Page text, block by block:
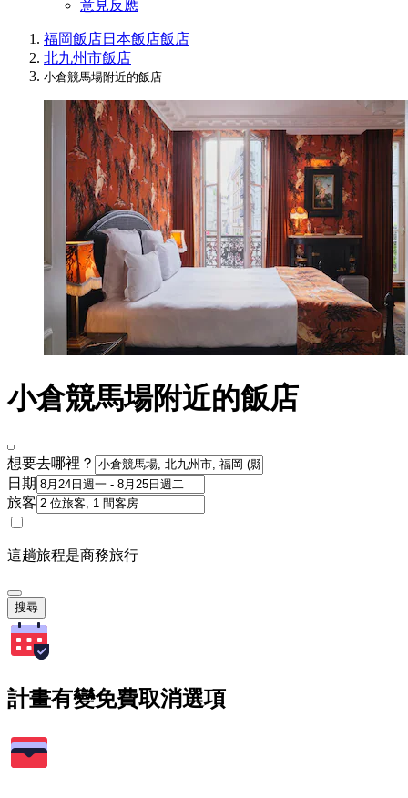
意見反應
福岡飯店日本飯店飯店
北九州市飯店
小倉競馬場附近的飯店
小倉競馬場附近的飯店
想要去哪裡？
日期
旅客
這趟旅程是商務旅行
搜尋
計畫有變免費取消選項